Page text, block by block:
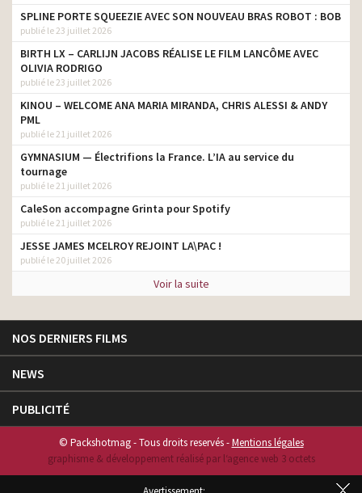
SPLINE PORTE SQUEEZIE AVEC SON NOUVEAU BRAS ROBOT : BOB
publié le 23 juillet 2026
BIRTH LX – CARLIJN JACOBS RÉALISE LE FILM LANCÔME AVEC
OLIVIA RODRIGO
publié le 23 juillet 2026
KINOU – WELCOME ANA MARIA MIRANDA, CHRIS ALESSI & ANDY
PML
publié le 21 juillet 2026
GYMNASIUM — Électrifions la France. L’IA au service du
tournage
publié le 21 juillet 2026
CaleSon accompagne Grinta pour Spotify
publié le 21 juillet 2026
JESSE JAMES MCELROY REJOINT LA\PAC !
publié le 20 juillet 2026
Voir la suite
NOS DERNIERS FILMS
NEWS
PUBLICITÉ
© Packshotmag - Tous droits reservés -Mentions légales
graphisme & développement réalisé par l‘agence web 3 octets